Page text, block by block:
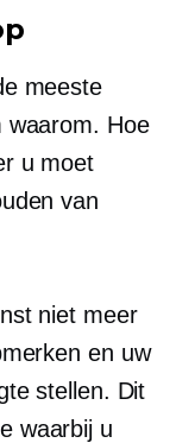
meeste
waarom. Hoe
u moet
van
niet meer
en uw
stellen. Dit
waarbij u